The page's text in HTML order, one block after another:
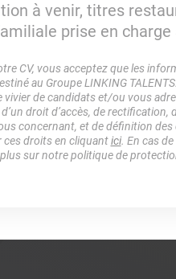
à venir, titres
prise en charge
CV, vous acceptez que les
au Groupe LINKING
vivier de candidats et/ou vous
droit d’accès, de
concernant, et de définition
ces droits en cliquantici. En cas
sur notre politique de